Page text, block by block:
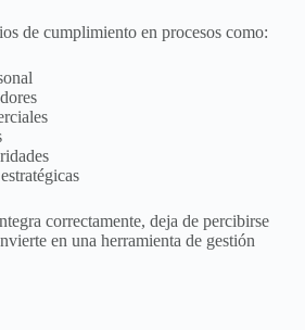
de cumplimiento en procesos como:
correctamente, deja de percibirse
en una herramienta de gestión